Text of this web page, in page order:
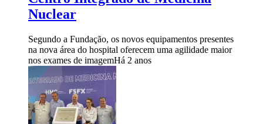
Nuclear
Segundo a Fundação, os novos equipamentos presentes
na nova área do hospital oferecem uma agilidade maior
nos exames de imagemHá 2 anos